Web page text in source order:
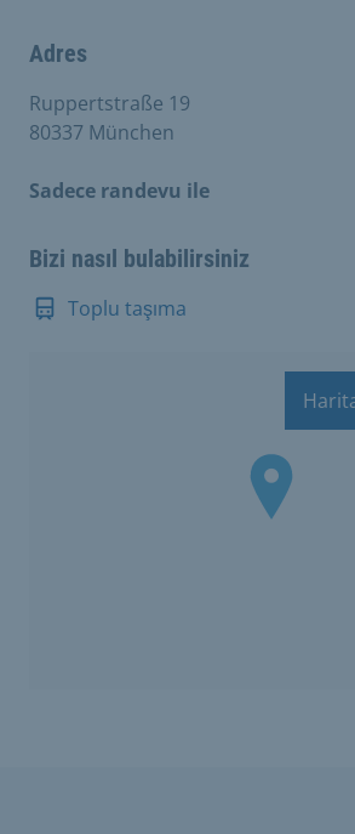
Adres
Ruppertstraße 19
80337 München
Sadece randevu ile
Bizi nasıl bulabilirsiniz
Toplu taşıma